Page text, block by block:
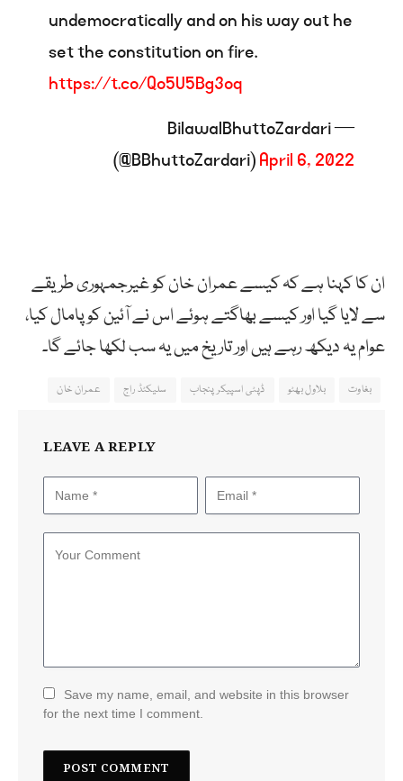
undemocratically and on his way out he
set the constitution on fire.
https://t.co/Qo5U5Bg3oq
— BilawalBhuttoZardari
(@BBhuttoZardari)April 6, 2022
ان کا کہنا ہے کہ کیسے عمران خان کو غیرجمہوری طریقے
سے لایا گیا اور کیسے بھاگتے ہوئے اس نے آئین کو پامال کیا،
عوام یہ دیکھ رہے ہیں اور تاریخ میں یہ سب لکھا جائے گا۔
بغاوت بلاول بھٹو ڈپٹی اسپیکر پنجاب سلیکٹڈ راج عمران خان
LEAVE A REPLY
Save my name, email, and website in this browser
for the next time I comment.